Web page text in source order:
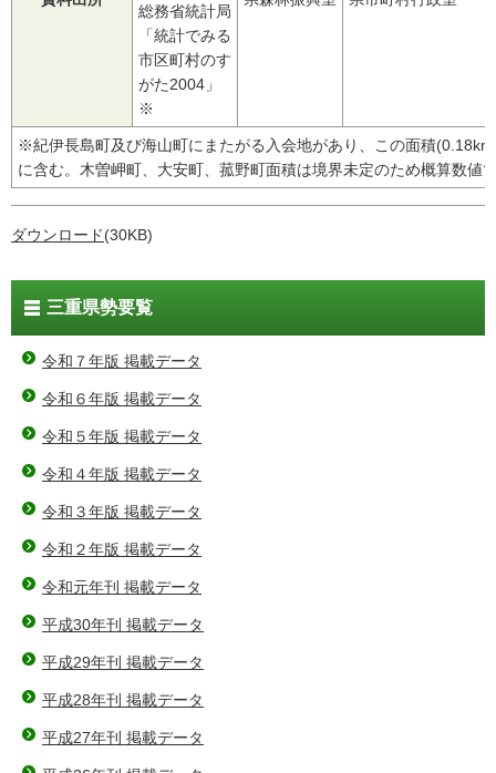
総務省統計局
「統計でみる
市区町村のす
がた2004」
※
※紀伊長島町及び海山町にまたがる入会地があり、この面積
に含む。木曽岬町、大安町、菰野町面積は境界未定のため概算数値
ダウンロード(30KB)
三重県勢要覧
令和７年版 掲載データ
令和６年版 掲載データ
令和５年版 掲載データ
令和４年版 掲載データ
令和３年版 掲載データ
令和２年版 掲載データ
令和元年刊 掲載データ
平成30年刊 掲載データ
平成29年刊 掲載データ
平成28年刊 掲載データ
平成27年刊 掲載データ